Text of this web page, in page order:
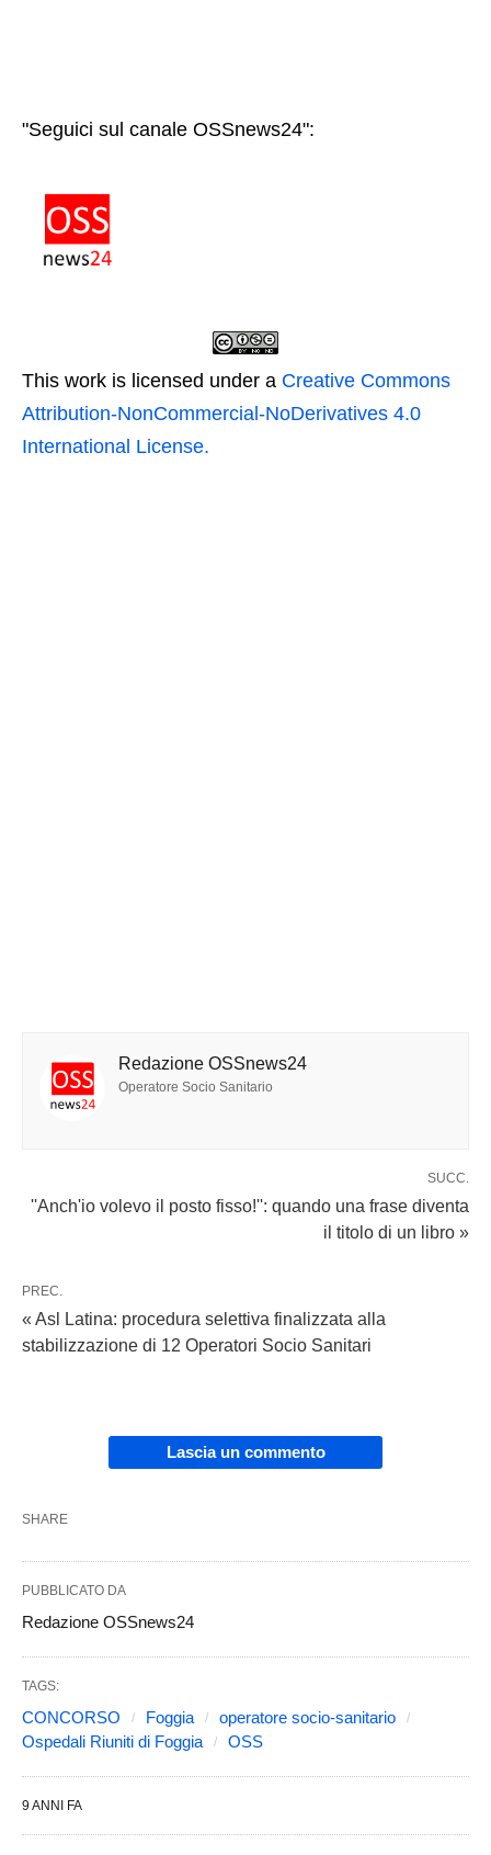
"Seguici sul canale OSSnews24":
This work is licensed under a Creative Commons
Attribution-NonCommercial-NoDerivatives 4.0
International License.
Redazione OSSnews24
Operatore Socio Sanitario
SUCC.
''Anch'io volevo il posto fisso!'': quando una frase diventa
il titolo di un libro »
PREC.
« Asl Latina: procedura selettiva finalizzata alla
stabilizzazione di 12 Operatori Socio Sanitari
Lascia un commento
SHARE
PUBBLICATO DA
Redazione OSSnews24
TAGS:
CONCORSO Foggia
operatore socio-sanitario
Ospedali Riuniti di Foggia
OSS
9 ANNI FA